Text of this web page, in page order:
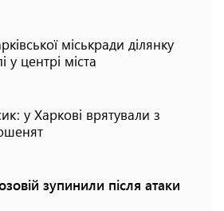
міськради ділянку
у центрі міста
у Харкові врятували з
зупинили після атаки